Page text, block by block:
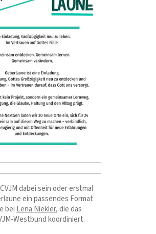
dabei sein oder erstmal
ein passendes Format
bei Lena Niekler, die das
Westbund koordiniert.